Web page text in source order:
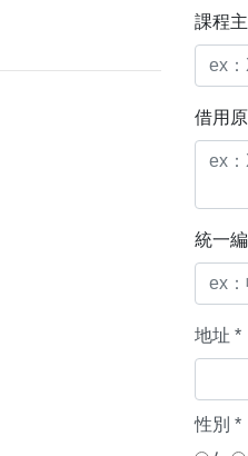
課程
借用
統一
地址 *
性別 *